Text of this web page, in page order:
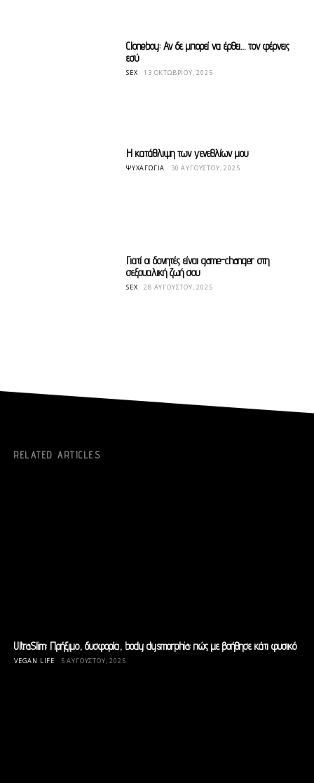
Cloneboy: Αν δε μπορεί να έρθει… τον φέρνεις
εσύ
SEX 13 ΟΚΤΩΒΡΊΟΥ, 2025
Η κατάθλιψη των γενεθλίων μου
ΨΥΧΑΓΩΓΊΑ 30 ΑΥΓΟΎΣΤΟΥ, 2025
Γιατί οι δονητές είναι game-changer στη
σεξουαλική ζωή σου
SEX 28 ΑΥΓΟΎΣΤΟΥ, 2025
RELATED ARTICLES
UltraSlim: Πρήξιμο, δυσφορία, body dysmorphia: πώς με βοήθησε κάτι φυσικό
VEGAN LIFE 5 ΑΥΓΟΎΣΤΟΥ, 2025